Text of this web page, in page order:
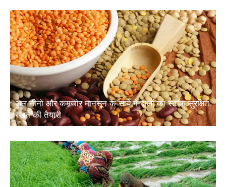
अल नीनो और कमजोर मानसून के साये में दालों का स्टॉक सुरक्षित
रखने की तैयारी